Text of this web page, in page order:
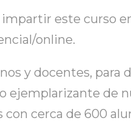
este curso
online.
y docentes, para
ejemplarizante de
cerca de 600